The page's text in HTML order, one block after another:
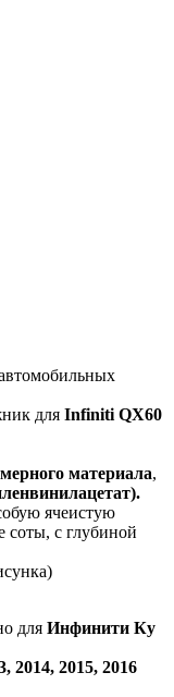
для Infiniti QX60
материала,
ячеистую
соты, с глубиной
для Инфинити Ку
2014, 2015, 2016